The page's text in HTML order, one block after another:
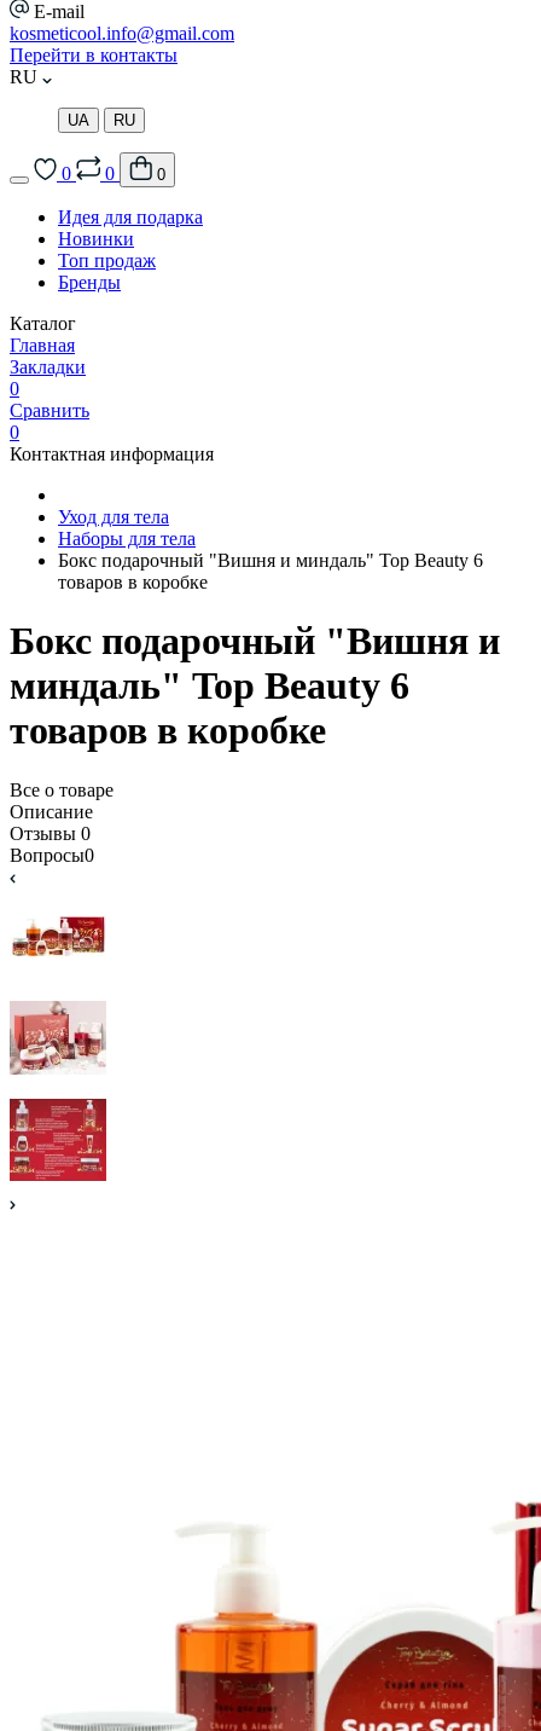
E-mail
kosmeticool.info@gmail.com
Перейти в контакты
RU
UA RU
0 0 0
Идея для подарка
Новинки
Топ продаж
Бренды
Каталог
Главная
Закладки
0
Сравнить
0
Контактная информация
Уход для тела
Наборы для тела
Бокс подарочный "Вишня и миндаль" Top Beauty 6
товаров в коробке
Бокс подарочный "Вишня и
миндаль" Top Beauty 6
товаров в коробке
Все о товаре
Описание
Отзывы 0
Вопросы0